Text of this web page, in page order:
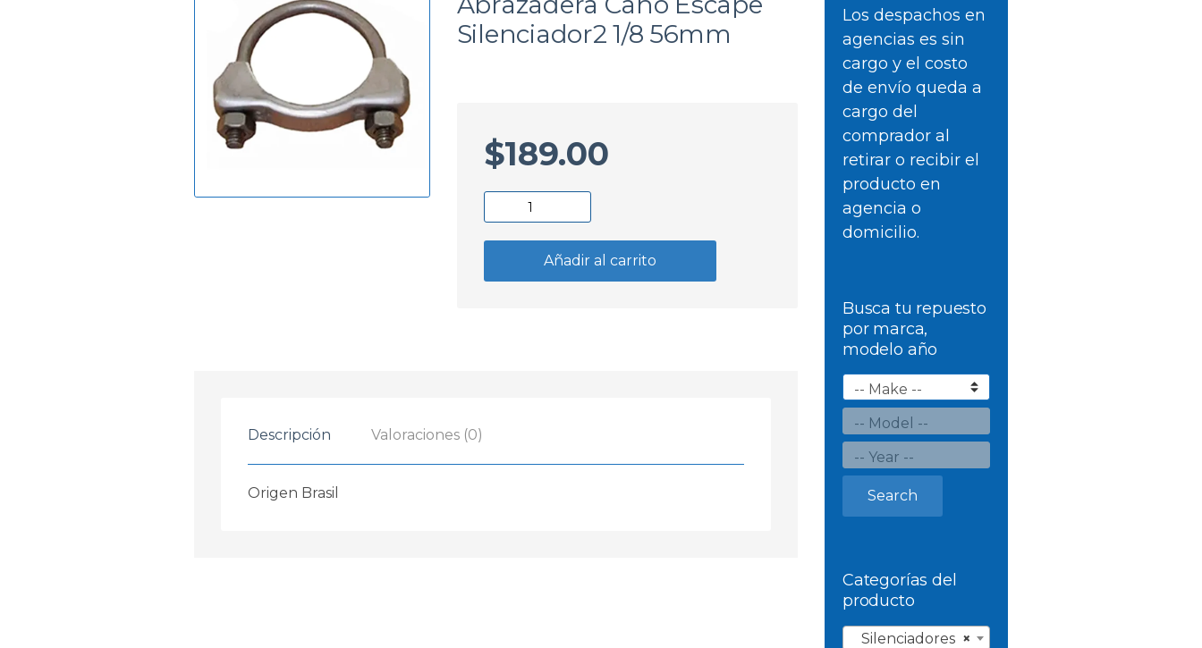
Silenciador2 1/8 56mm
$189.00
Abrazadera
Caño
Silenciador2
Añadir al carrito
Descripción Valoraciones (0)
Origen Brasil
Los despachos en
agencias es sin
cargo y el costo
de envío queda a
cargo del
comprador al
retirar o recibir el
producto en
agencia o
domicilio.
Busca tu repuesto
por marca,
modelo año
Search
Categorías del
producto
×
Silenciadores